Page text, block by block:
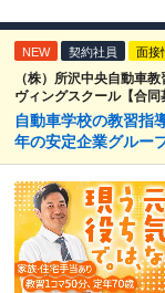
NEW 契約社員 面接
（株）所沢中央自動車
ヴィングスクール【合同
自動車学校の教習指
年の安定企業グルー